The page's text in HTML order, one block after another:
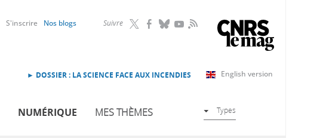
Suivre RSS
S'inscrire Nos blogs
English version
► DOSSIER : LA SCIENCE FACE AUX INCENDIES
NUMÉRIQUE MES THÈMES Types